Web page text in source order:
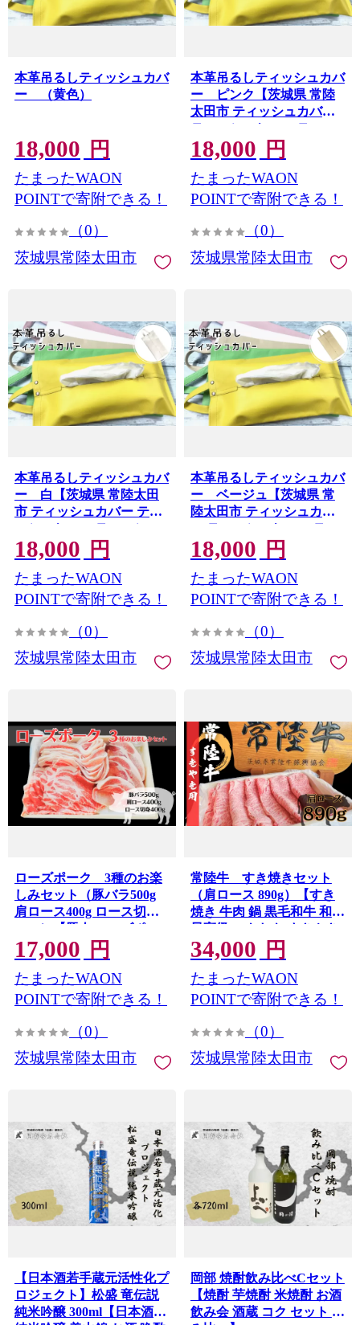
本革吊るしティッシュカバ
ー （黄色）
18,000 円
たまったWAON
POINTで寄附できる！
（0）
茨城県常陸太田市
本革吊るしティッシュカバ
ー ピンク【茨城県 常陸
太田市 ティッシュカバー
ティッシュケース ティッ
シュ箱 レザー 本革 車 アク
セサリー 職人 手作り オフ
ィス デスク】
18,000 円
たまったWAON
POINTで寄附できる！
（0）
茨城県常陸太田市
本革吊るしティッシュカバ
ー 白【茨城県 常陸太田
市 ティッシュカバー ティ
ッシュケース ティッシュ
箱 レザー 本革 車 アクセサ
リー 職人 手作り オフィス
デスク】
18,000 円
たまったWAON
POINTで寄附できる！
（0）
茨城県常陸太田市
本革吊るしティッシュカバ
ー ベージュ【茨城県 常
陸太田市 ティッシュカバ
ー ティッシュケース ティ
ッシュ箱 レザー 本革 車 ア
クセサリー 職人 手作り オ
フィス デスク】
18,000 円
たまったWAON
POINTで寄附できる！
（0）
茨城県常陸太田市
ローズポーク 3種のお楽
しみセット（豚バラ500g
肩ロース400g ロース切身
400g）【豚肉 ローズポー
ク 生姜焼き トンテキ とん
かつ 豚バラ 肩ロース 切り
身 炒め物 中華料理 茨城県
常陸太田市】
17,000 円
たまったWAON
POINTで寄附できる！
（0）
茨城県常陸太田市
常陸牛 すき焼きセット
（肩ロース 890g）【すき
焼き 牛肉 鍋 黒毛和牛 和牛
最高級 スキヤキ すきやき
セット 常陸牛 ロース 茨城
県 常陸太田市】
34,000 円
たまったWAON
POINTで寄附できる！
（0）
茨城県常陸太田市
【日本酒若手蔵元活性化プ
ロジェクト】松盛 竜伝説
純米吟醸 300ml【日本酒
岡部 焼酎飲み比べCセット
【焼酎 芋焼酎 米焼酎 お酒
飲み会 酒蔵 コク セット 飲